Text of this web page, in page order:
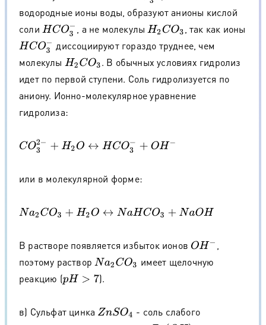
водородные ионы воды, образуют анионы кислой
соли HCO3− , а не молекулы H2CO3
, так как ионы
HCO3−
диссоциируют гораздо труднее, чем
молекулы H2CO3
. В обычных условиях гидролиз
идет по первой ступени. Соль гидролизуется по
аниону. Ионно-молекулярное уравнение
гидролиза:
CO32−+ H2 O↔HCO3 −+OH−
или в молекулярной форме:
Na2CO3+H 2O ↔NaH CO 3+NaOH
В растворе появляется избыток ионов OH−
поэтому раствор Na2CO3
имеет щелочную
реакцию (pH> 7 ).
в) Сульфат цинка ZnSO4
- соль слабого